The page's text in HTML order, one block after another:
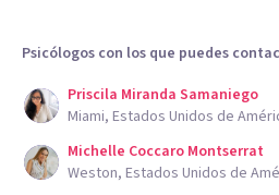
Psicólogos con los que puedes
Priscila Miranda Samaniego
Miami, Estados Unidos de
Michelle Coccaro Montserrat
Weston, Estados Unidos de